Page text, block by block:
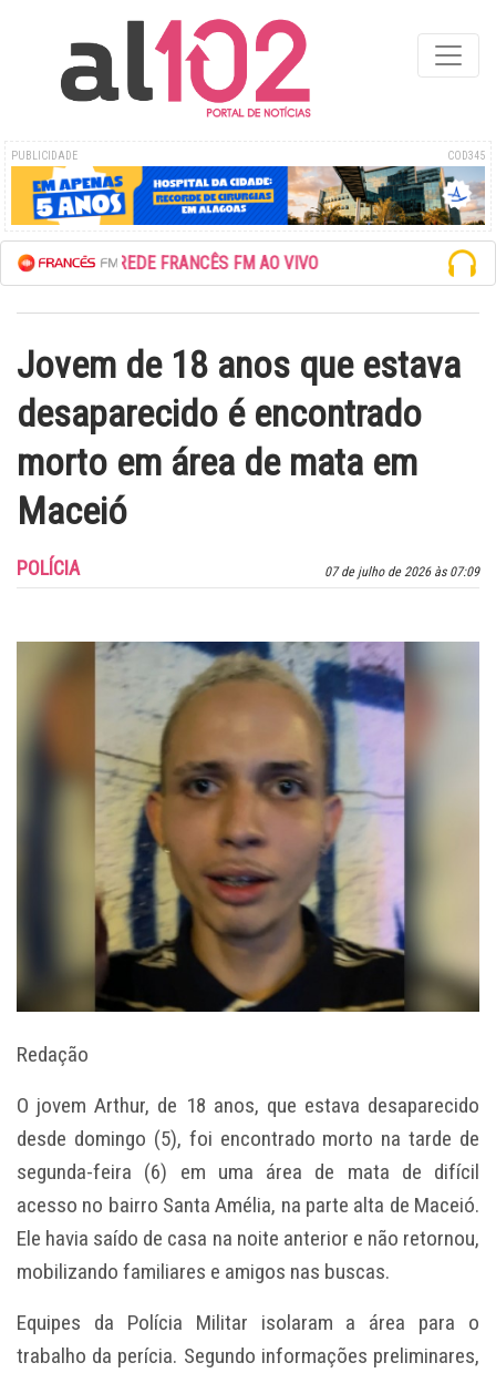
PUBLICIDADE COD345
ESCUTE A REDE FRANCÊS FM AO VIVO
Jovem de 18 anos que estava
desaparecido é encontrado
morto em área de mata em
Maceió
07 de julho de 2026 às 07:09
POLÍCIA
Redação
O jovem Arthur, de 18 anos, que estava desaparecido
desde domingo (5), foi encontrado morto na tarde de
segunda-feira (6) em uma área de mata de difícil
acesso no bairro Santa Amélia, na parte alta de Maceió.
Ele havia saído de casa na noite anterior e não retornou,
mobilizando familiares e amigos nas buscas.
Equipes da Polícia Militar isolaram a área para o
trabalho da perícia. Segundo informações preliminares,